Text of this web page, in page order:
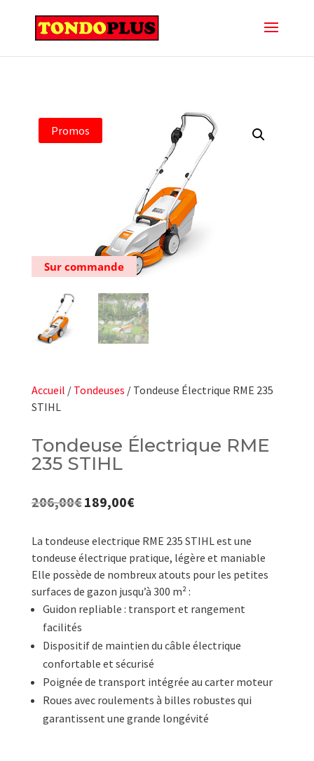
Promos
Sur commande
Accueil / Tondeuses / Tondeuse Électrique RME 235
STIHL
Tondeuse Électrique RME
235 STIHL
206,00€ Le
initial
était :
206,00€.
189,00€Le
actuel
est :
189,00€.
La tondeuse electrique RME 235 STIHL est une
tondeuse électrique pratique, légère et maniable
Elle possède de nombreux atouts pour les petites
surfaces de gazon jusqu’à 300 m² :
Guidon repliable : transport et rangement
facilités
Dispositif de maintien du câble électrique
confortable et sécurisé
Poignée de transport intégrée au carter moteur
Roues avec roulements à billes robustes qui
garantissent une grande longévité